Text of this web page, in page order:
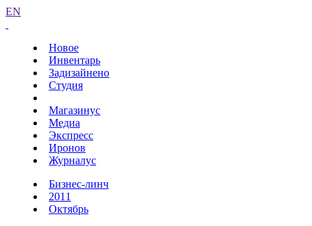
EN
Новое
Инвентарь
Задизайнено
Студия
Магазинус
Медиа
Экспресс
Иронов
Журналус
Бизнес-линч
2011
Октябрь